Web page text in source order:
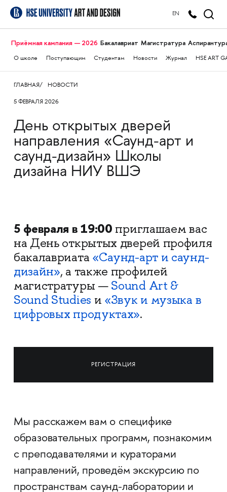
EN
Приёмная кампания — 2026 Бакалавриат Магистратура
О школе Поступающим Студентам Новости Журнал HSE ART
ГЛАВНАЯ НОВОСТИ
5 ФЕВРАЛЯ 2026
День открытых дверей
направления «Саунд-арт и
саунд-дизайн» Школы
дизайна НИУ ВШЭ
5 февраля в 19:00 приглашаем вас
на День открытых дверей профиля
бакалавриата «Саунд-арт и саунд-
дизайн», а также профилей
магистратуры — Sound Art &
Sound Studies и «Звук и музыка в
цифровых продуктах».
РЕГИСТРАЦИЯ
Мы расскажем вам о специфике
образовательных программ, познакомим
с преподавателями и кураторами
направлений, проведём экскурсию по
пространствам саунд-лаборатории и